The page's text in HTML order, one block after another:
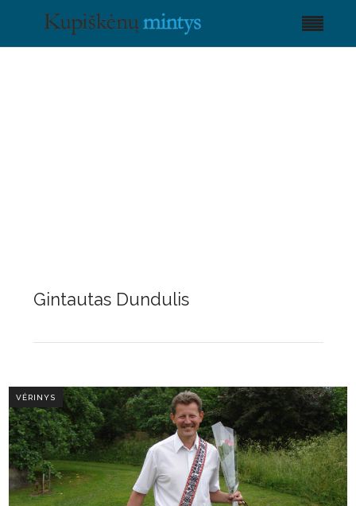
Gintautas Dundulis
VĖRINYS